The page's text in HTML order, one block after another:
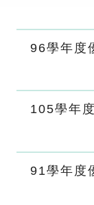
96學年度
105學年
91學年度